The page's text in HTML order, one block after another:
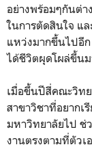
อย่างพร้อมๆกันต่
ในการตัดสินใจ แ
แหว่งมากขึ้นไปอี
ได้ชีวิตผุดโผล่ขึ้นม
เมื่อขึ้นปีสี่คณะวิทย
สาขาวิชาที่อยากเ
มหาวิทยาลัยไป ช่
งานตรงตามที่ตัวเ